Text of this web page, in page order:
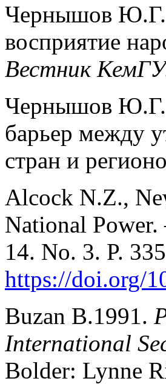
Чернышов Ю.Г.
восприятие
Вестник
Чернышов Ю.Г.
барьер между
стран и
Alcock N.Z.,
National Power.
14. No. 3. P.
https://doi.org/
Buzan B.1991.
International
Bolder: Lynne